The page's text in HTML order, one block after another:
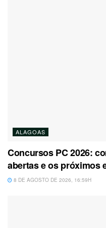
ALAGOAS
Concursos PC 2026:
abertas e os próximos
8 DE AGOSTO DE 2026, 16:59H